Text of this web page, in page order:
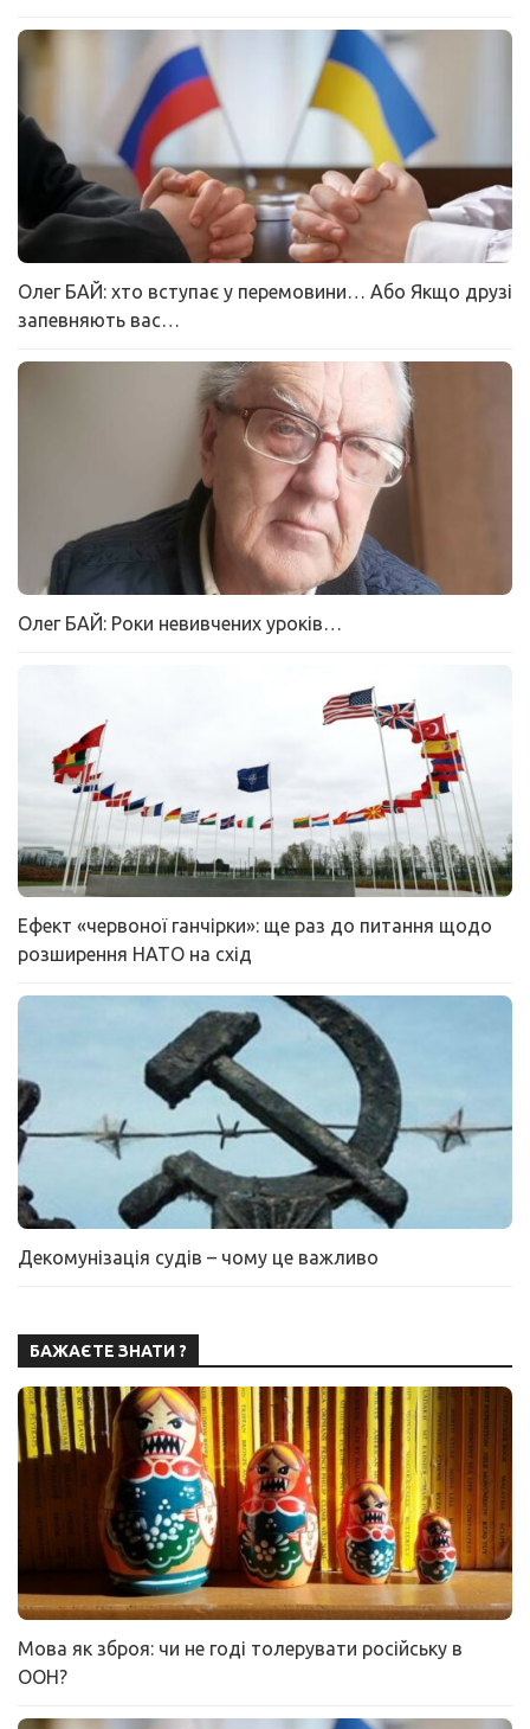
Олег БАЙ: хто вступає у перемовини… Або Якщо друзі
запевняють вас…
Олег БАЙ: Роки невивчених уроків…
Ефект «червоної ганчірки»: ще раз до питання щодо
розширення НАТО на схід
Декомунізація судів – чому це важливо
БАЖАЄТЕ ЗНАТИ ?
Мова як зброя: чи не годі толерувати російську в
ООН?